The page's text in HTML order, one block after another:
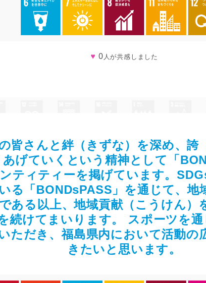
♥ 0 人が共感しました
皆さんと絆（きずな）を深め、誇
げていくという精神として「
ティティーを掲げています。
る「BONDsPASS」を通じて、地
ある以上、地域貢献（こうけん）
続けてまいります。 スポーツを
ただき、福島県内において活動の
きたいと思います。